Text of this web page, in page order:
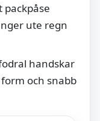
ute regn
handskar
och snabb